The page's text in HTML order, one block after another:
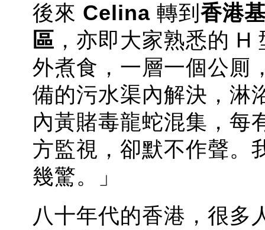
後來 Celina 轉到 香港
區 ，亦即大家熟悉的
外煮食，一層一個公厠
備的污水渠內解決，淋
內黃賭毒龍蛇混集，每
方監視，卻默不作聲。
幾驚。」
八十年代的香港，很多